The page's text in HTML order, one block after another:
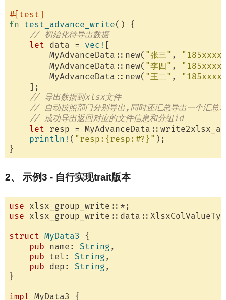
#[test]
fn test_advance_write() {
// 初始化待导出数据
let data = vec! [
        MyAdvanceData::new(
"张三" ,
        MyAdvanceData::new(
"李四" ,
        MyAdvanceData::new(
"王二" ,
    ];
// 导出数据到xlsx文件
// 自动按照部门分别导出,同时还汇总导出一个汇总
// 成功导出返回对应的文件信息和分组id
let resp =
println! ( "resp:{resp:#?}" );
2、 示例3 - 自行实现trait版本
use
use
struct MyData3 {
pub name: String ,
pub tel: String ,
pub dep: String ,
}
impl MyData3 {